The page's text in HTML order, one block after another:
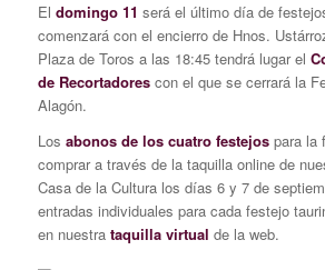
El domingo 11 será el último día de
comenzará con el encierro de Hnos.
Plaza de Toros a las 18:45 tendrá lugar el
de Recortadorescon el que se cerrará la
Alagón.
Los abonos de los cuatro festejospara la
comprar a través de la taquilla online de
Casa de la Cultura los días 6 y 7 de
entradas individuales para cada festejo
en nuestra taquilla virtual de la web.